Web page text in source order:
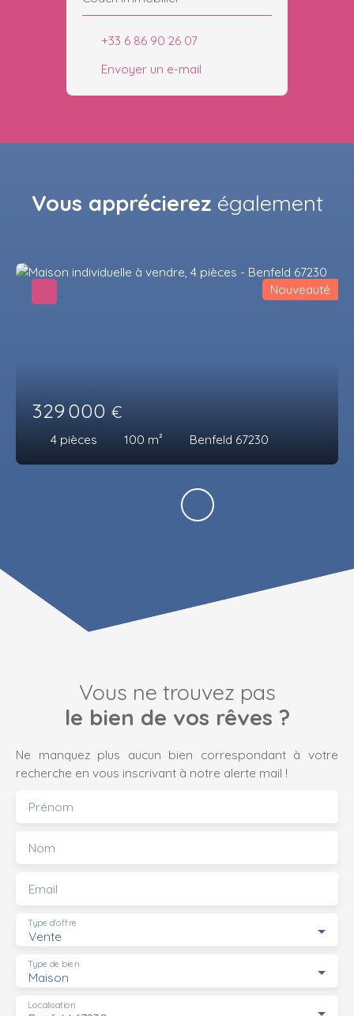
+33 6 86 90 26 07
Envoyer un e-mail
Vous apprécierez également
329 000 €
4 pièces 100 m² Benfeld 67230
Nouveauté
Vous ne trouvez pas
le bien de vos rêves ?
Ne manquez plus aucun bien correspondant à votre
recherche en vous inscrivant à notre alerte mail !
Prénom
Nom
Email
Vente
Type d'offre
Maison
Type de bien
Localisation